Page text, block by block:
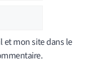
et mon site dans le